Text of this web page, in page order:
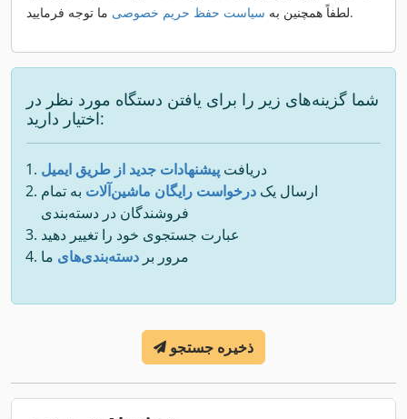
لطفاً همچنین به سیاست حفظ حریم خصوصی ما توجه فرمایید.
شما گزینه‌های زیر را برای یافتن دستگاه مورد نظر در
اختیار دارید:
دریافت پیشنهادات جدید از طریق ایمیل
ارسال یک درخواست رایگان ماشین‌آلات به تمام
فروشندگان در دسته‌بندی
عبارت جستجوی خود را تغییر دهید
مرور بر دسته‌بندی‌های ما
ذخیره جستجو